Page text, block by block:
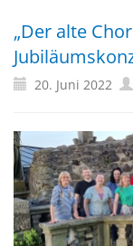
„Der alte
20. Juni 2022